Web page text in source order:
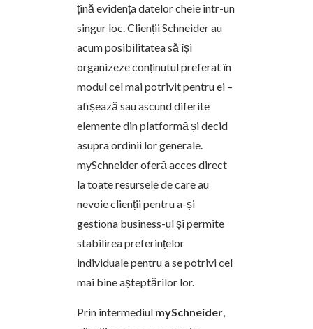
țină evidența datelor cheie într-un
singur loc. Clienții Schneider au
acum posibilitatea să își
organizeze conținutul preferat în
modul cel mai potrivit pentru ei –
afișează sau ascund diferite
elemente din platformă și decid
asupra ordinii lor generale.
mySchneider oferă acces direct
la toate resursele de care au
nevoie clienții pentru a-și
gestiona business-ul și permite
stabilirea preferințelor
individuale pentru a se potrivi cel
mai bine așteptărilor lor.
Prin intermediul mySchneider,